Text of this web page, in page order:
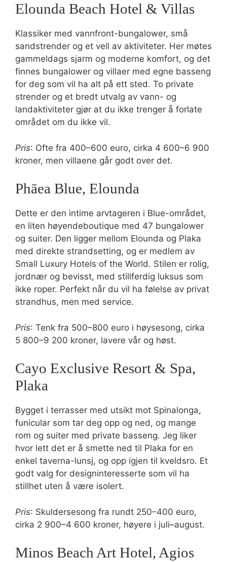
Elounda Beach Hotel & Villas
Klassiker med vannfront-bungalower, små
sandstrender og et vell av aktiviteter. Her møtes
gammeldags sjarm og moderne komfort, og det
finnes bungalower og villaer med egne basseng
for deg som vil ha alt på ett sted. To private
strender og et bredt utvalg av vann- og
landaktiviteter gjør at du ikke trenger å forlate
området om du ikke vil.
Pris: Ofte fra 400–600 euro, cirka 4 600–6 900
kroner, men villaene går godt over det.
Phāea Blue, Elounda
Dette er den intime arvtageren i Blue-området,
en liten høyendeboutique med 47 bungalower
og suiter. Den ligger mellom Elounda og Plaka
med direkte strandsetting, og er medlem av
Small Luxury Hotels of the World. Stilen er rolig,
jordnær og bevisst, med stillferdig luksus som
ikke roper. Perfekt når du vil ha følelse av privat
strandhus, men med service.
Pris: Tenk fra 500–800 euro i høysesong, cirka
5 800–9 200 kroner, lavere vår og høst.
Cayo Exclusive Resort & Spa,
Plaka
Bygget i terrasser med utsikt mot Spinalonga,
funicular som tar deg opp og ned, og mange
rom og suiter med private basseng. Jeg liker
hvor lett det er å smette ned til Plaka for en
enkel taverna-lunsj, og opp igjen til kveldsro. Et
godt valg for designinteresserte som vil ha
stillhet uten å være isolert.
Pris: Skuldersesong fra rundt 250–400 euro,
cirka 2 900–4 600 kroner, høyere i juli–august.
Minos Beach Art Hotel, Agios